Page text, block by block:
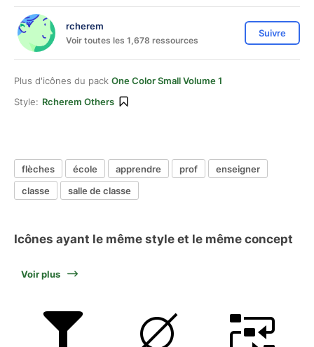
rcherem
Voir toutes les 1,678 ressources
Suivre
Plus d'icônes du pack One Color Small Volume 1
Style: Rcherem Others
flèches école apprendre prof
enseigner
classe
salle de classe
Icônes ayant le même style et le même concept
Voir plus